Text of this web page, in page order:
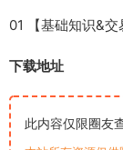
01 【基础知识&
下载地址
此内容仅限圈友